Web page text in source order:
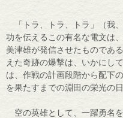
「トラ、トラ、トラ」（我
功を伝えるこの有名な電文は
美津雄が発信させたものであ
えた奇跡の爆撃は、いかにし
は、作戦の計画段階から配下
を果たすまでの淵田の栄光の
空の英雄として、一躍勇名